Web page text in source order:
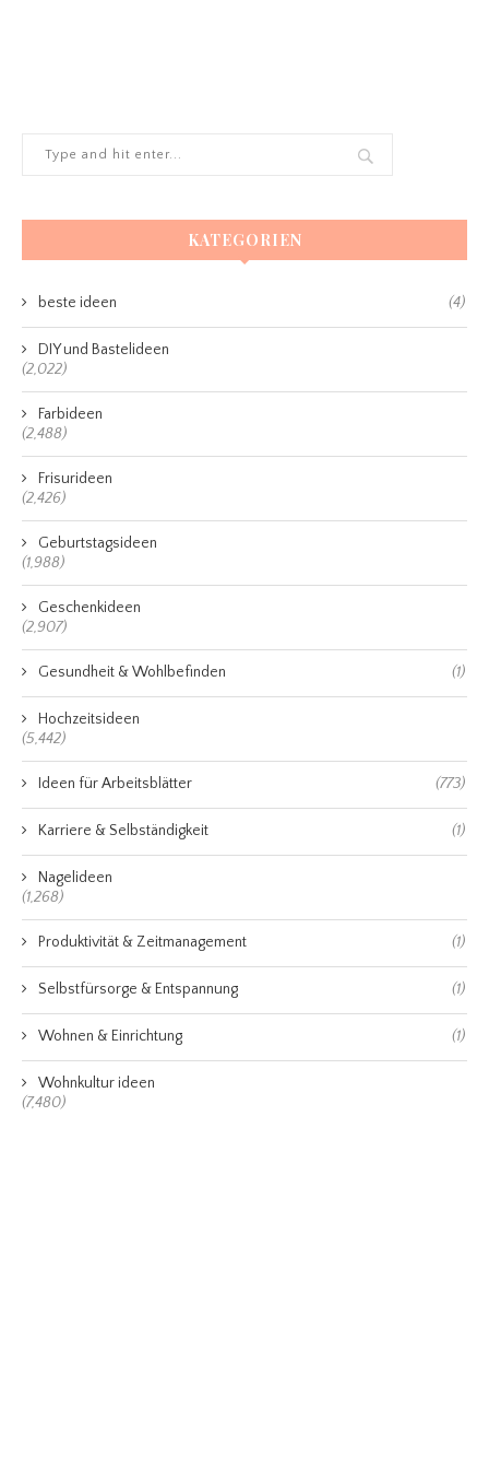
KATEGORIEN
beste ideen (4)
DIY und Bastelideen
(2,022)
Farbideen
(2,488)
Frisurideen
(2,426)
Geburtstagsideen
(1,988)
Geschenkideen
(2,907)
Gesundheit & Wohlbefinden (1)
Hochzeitsideen
(5,442)
Ideen für Arbeitsblätter (773)
Karriere & Selbständigkeit (1)
Nagelideen
(1,268)
Produktivität & Zeitmanagement (1)
Selbstfürsorge & Entspannung (1)
Wohnen & Einrichtung (1)
Wohnkultur ideen
(7,480)